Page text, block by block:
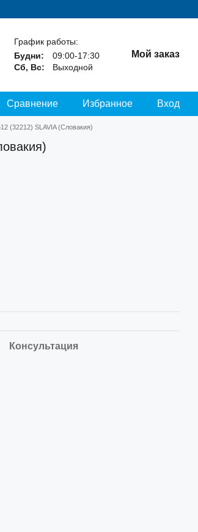
График работы:
Будни:
09:00-17:30
Сб, Вс:
Выходной
Мой заказ
Сравнение Избранное Вход
(32212) SLAVIA (Словакия)
Консультация